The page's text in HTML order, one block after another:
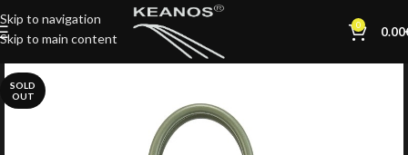
Skip to navigation
Skip to main content
0 0.00
SOLD
OUT